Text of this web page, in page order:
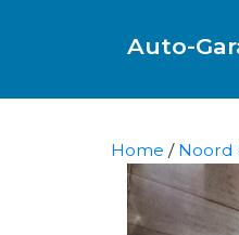
Auto-
Home / Noord